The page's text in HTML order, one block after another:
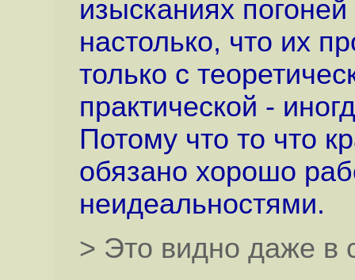
изысканиях
настолько, что их
только с
практической -
Потому что то что
обязано хорошо
неидеальностями.
> Это видно даже в